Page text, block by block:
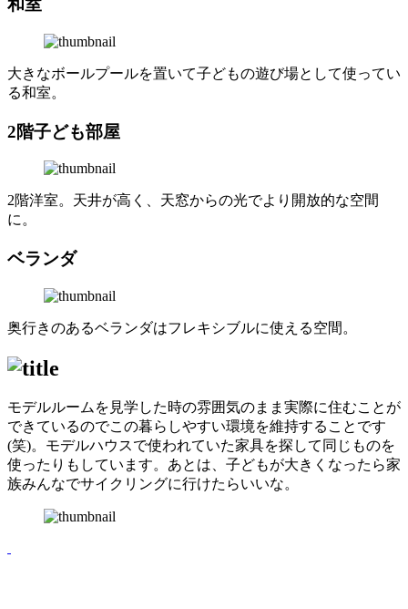
和室
大きなボールプールを置いて子どもの遊び場として使ってい
る和室。
2階子ども部屋
2階洋室。天井が高く、天窓からの光でより開放的な空間
に。
ベランダ
奥行きのあるベランダはフレキシブルに使える空間。
モデルルームを見学した時の雰囲気のまま実際に住むことが
できているのでこの暮らしやすい環境を維持することです
(笑)。モデルハウスで使われていた家具を探して同じものを
使ったりもしています。あとは、子どもが大きくなったら家
族みんなでサイクリングに行けたらいいな。